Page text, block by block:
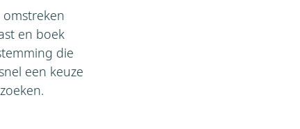
en boek
die
een keuze